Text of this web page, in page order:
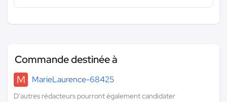
Commande destinée à
M
MarieLaurence-68425
D'autres rédacteurs pourront également candidater